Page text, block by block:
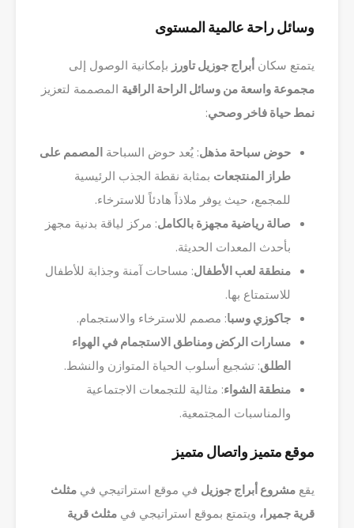
وسائل راحة عالمية المستوى
يتمتع سكان أبراج جوزيل تاورز بإمكانية الوصول إلى
مجموعة واسعة من وسائل الراحة الراقية المصممة لتعزيز
نمط حياة فاخر وصحي:
حوض سباحة مذهل: يُعد حوض السباحة المصمم على
طراز المنتجعات بمثابة نقطة الجذب الرئيسية
للمجمع، حيث يوفر ملاذاً هادئاً للاسترخاء.
صالة رياضية مجهزة بالكامل: مركز لياقة بدنية مجهز
بأحدث المعدات الحديثة.
منطقة لعب الأطفال: مساحات آمنة وجذابة للأطفال
للاستمتاع بها.
جاكوزي وسبا: مصمم للاسترخاء والاستجمام.
مسارات الركض ومناطق الاستجمام في الهواء
الطلق: تشجيع أسلوب الحياة المتوازن والنشط.
منطقة الشواء: مثالية للتجمعات الاجتماعية
والمناسبات المجتمعية.
موقع متميز واتصال متميز
يقع مشروع أبراج جوزيل في موقع استراتيجي في مثلث
قرية جميرا، ويتمتع بموقع استراتيجي في مثلث قرية